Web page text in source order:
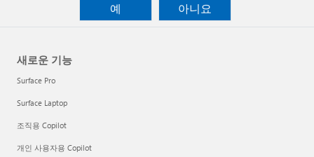
예
아니요
새로운 기능
Surface Pro
Surface Laptop
조직용 Copilot
개인 사용자용 Copilot